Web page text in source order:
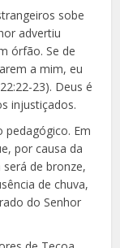
sobe
advertiu
órfão. Se de
a mim, eu
23). Deus é
injustiçados.
Em
por causa da
será de bronze,
de chuva,
do Senhor